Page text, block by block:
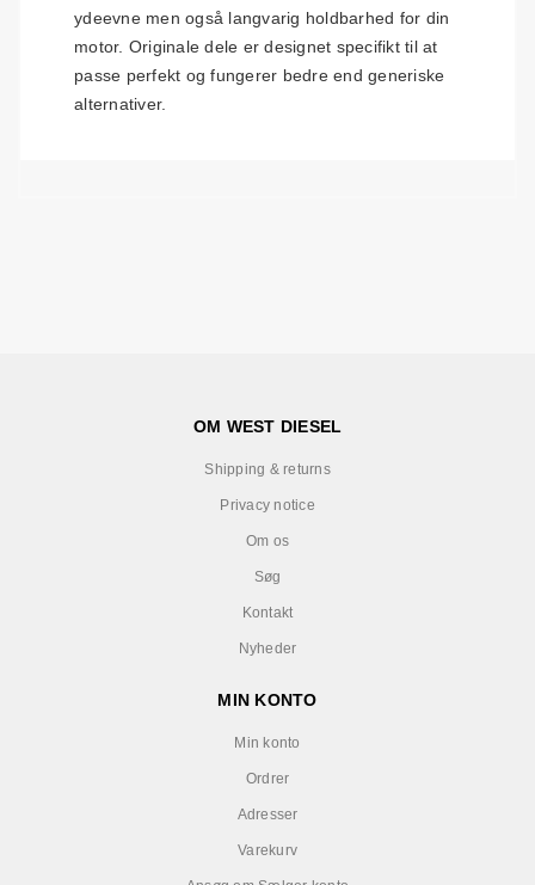
ydeevne men også langvarig holdbarhed for din
motor. Originale dele er designet specifikt til at
passe perfekt og fungerer bedre end generiske
alternativer.
OM WEST DIESEL
Shipping & returns
Privacy notice
Om os
Søg
Kontakt
Nyheder
MIN KONTO
Min konto
Ordrer
Adresser
Varekurv